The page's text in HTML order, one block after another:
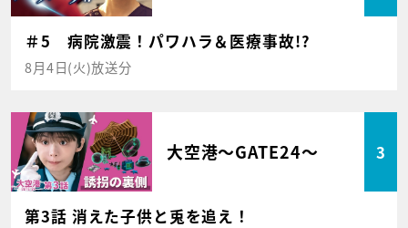
＃5 病院激震！パワハラ＆医療事故!?
8月4日(火)放送分
大空港～GATE24～ 3
第3話 消えた子供と兎を追え！